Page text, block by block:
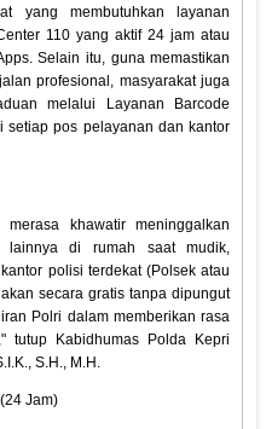
yang membutuhkan layanan
110 yang aktif 24 jam atau
Selain itu, guna memastikan
profesional, masyarakat juga
melalui Layanan Barcode
setiap pos pelayanan dan kantor
khawatir meninggalkan
lainnya di rumah saat mudik,
polisi terdekat (Polsek atau
secara gratis tanpa dipungut
Polri dalam memberikan rasa
tutup Kabidhumas Polda Kepri
S.H., M.H.
Jam)